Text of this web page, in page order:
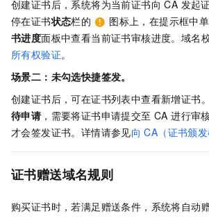
创建证书后，系统将为当前证书向 CA 发起
停在证书状态栏的 图标上，在提示框中
书进度面板中查看当前证书审核进度。域名
所有权验证。
场景二：未勾选快捷签发。
创建证书后，可在证书列表中查看新增证书
待申请，需要将证书申请提交至 CA 进行审
才会签发证书。详情请参见向 CA（证书颁
证书赠送域名规则
购买证书时，若满足赠送条件，系统将自动